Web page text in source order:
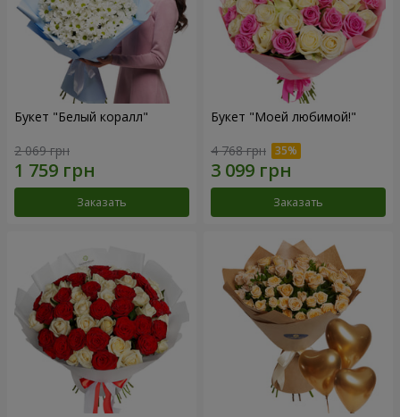
Букет "Белый коралл"
2 069 грн
Заказать
Букет "Моей любимой!"
4 768 грн
Заказать